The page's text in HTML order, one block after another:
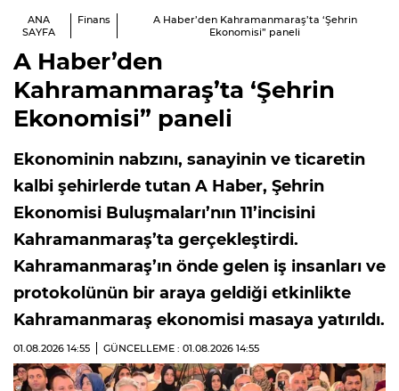
ANA
SAYFA
Finans
A Haber’den Kahramanmaraş’ta ‘Şehrin
Ekonomisi” paneli
A Haber’den
Kahramanmaraş’ta ‘Şehrin
Ekonomisi” paneli
Ekonominin nabzını, sanayinin ve ticaretin
kalbi şehirlerde tutan A Haber, Şehrin
Ekonomisi Buluşmaları’nın 11’incisini
Kahramanmaraş’ta gerçekleştirdi.
Kahramanmaraş’ın önde gelen iş insanları ve
protokolünün bir araya geldiği etkinlikte
Kahramanmaraş ekonomisi masaya yatırıldı.
01.08.2026 14:55 GÜNCELLEME : 01.08.2026 14:55